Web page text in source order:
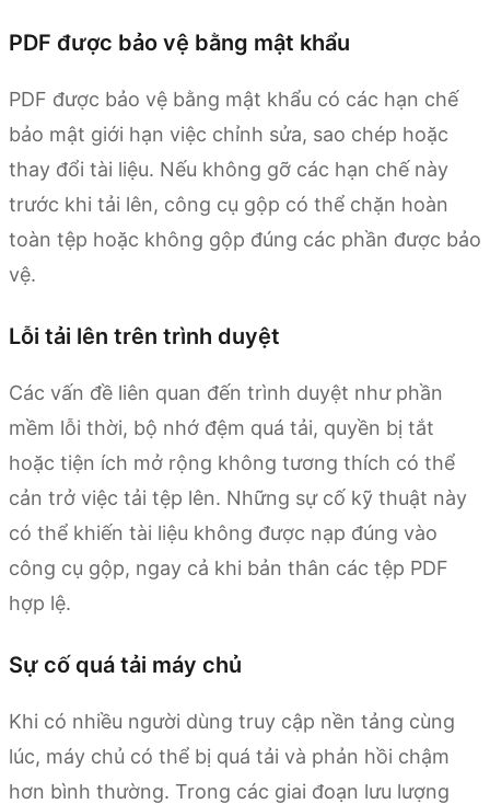
PDF được bảo vệ bằng mật khẩu
PDF được bảo vệ bằng mật khẩu có các hạn chế
bảo mật giới hạn việc chỉnh sửa, sao chép hoặc
thay đổi tài liệu. Nếu không gỡ các hạn chế này
trước khi tải lên, công cụ gộp có thể chặn hoàn
toàn tệp hoặc không gộp đúng các phần được bảo
vệ.
Lỗi tải lên trên trình duyệt
Các vấn đề liên quan đến trình duyệt như phần
mềm lỗi thời, bộ nhớ đệm quá tải, quyền bị tắt
hoặc tiện ích mở rộng không tương thích có thể
cản trở việc tải tệp lên. Những sự cố kỹ thuật này
có thể khiến tài liệu không được nạp đúng vào
công cụ gộp, ngay cả khi bản thân các tệp PDF
hợp lệ.
Sự cố quá tải máy chủ
Khi có nhiều người dùng truy cập nền tảng cùng
lúc, máy chủ có thể bị quá tải và phản hồi chậm
hơn bình thường. Trong các giai đoạn lưu lượng